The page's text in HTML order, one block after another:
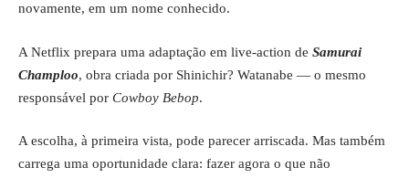
novamente, em um nome conhecido.
A Netflix prepara uma adaptação em live-action de Samurai
Champloo, obra criada por Shinichir? Watanabe — o mesmo
responsável por Cowboy Bebop.
A escolha, à primeira vista, pode parecer arriscada. Mas também
carrega uma oportunidade clara: fazer agora o que não